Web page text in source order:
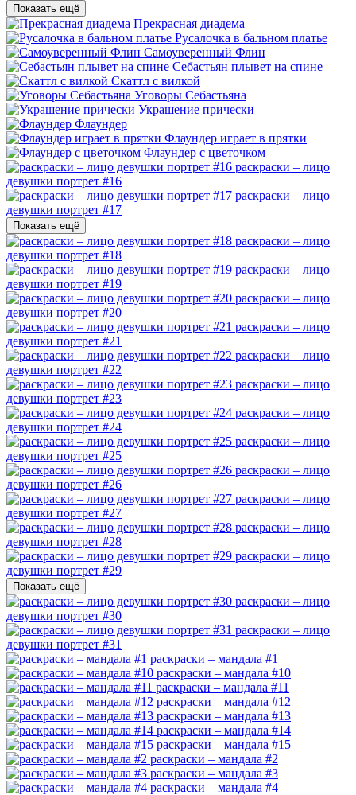
Показать ещё
Прекрасная диадема
Русалочка в бальном платье
Самоуверенный Флин
Себастьян плывет на спине
Скаттл с вилкой
Уговоры Себастьяна
Украшение прически
Флаундер
Флаундер играет в прятки
Флаундер с цветочком
раскраски – лицо
девушки портрет #16
раскраски – лицо
девушки портрет #17
Показать ещё
раскраски – лицо
девушки портрет #18
раскраски – лицо
девушки портрет #19
раскраски – лицо
девушки портрет #20
раскраски – лицо
девушки портрет #21
раскраски – лицо
девушки портрет #22
раскраски – лицо
девушки портрет #23
раскраски – лицо
девушки портрет #24
раскраски – лицо
девушки портрет #25
раскраски – лицо
девушки портрет #26
раскраски – лицо
девушки портрет #27
раскраски – лицо
девушки портрет #28
раскраски – лицо
девушки портрет #29
Показать ещё
раскраски – лицо
девушки портрет #30
раскраски – лицо
девушки портрет #31
раскраски – мандала #1
раскраски – мандала #10
раскраски – мандала #11
раскраски – мандала #12
раскраски – мандала #13
раскраски – мандала #14
раскраски – мандала #15
раскраски – мандала #2
раскраски – мандала #3
раскраски – мандала #4